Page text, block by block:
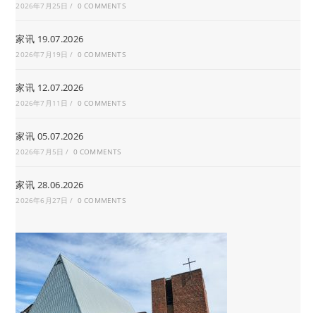
2026年7月25日 / 0 COMMENTS
家讯 19.07.2026
2026年7月19日 / 0 COMMENTS
家讯 12.07.2026
2026年7月11日 / 0 COMMENTS
家讯 05.07.2026
2026年7月5日 / 0 COMMENTS
家讯 28.06.2026
2026年6月27日 / 0 COMMENTS